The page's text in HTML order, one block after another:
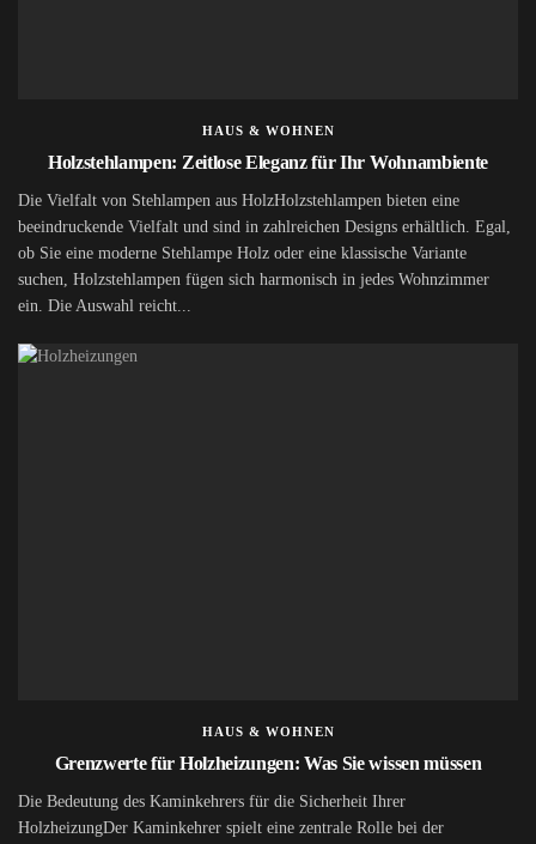
HAUS & WOHNEN
Holzstehlampen: Zeitlose Eleganz für Ihr Wohnambiente
Die Vielfalt von Stehlampen aus HolzHolzstehlampen bieten eine
beeindruckende Vielfalt und sind in zahlreichen Designs erhältlich. Egal,
ob Sie eine moderne Stehlampe Holz oder eine klassische Variante
suchen, Holzstehlampen fügen sich harmonisch in jedes Wohnzimmer
ein. Die Auswahl reicht...
HAUS & WOHNEN
Grenzwerte für Holzheizungen: Was Sie wissen müssen
Die Bedeutung des Kaminkehrers für die Sicherheit Ihrer
HolzheizungDer Kaminkehrer spielt eine zentrale Rolle bei der